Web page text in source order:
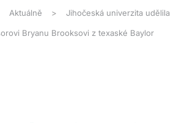
Aktuálně Jihočeská univerzita udělila
Bryanu Brooksovi z texaské Baylor